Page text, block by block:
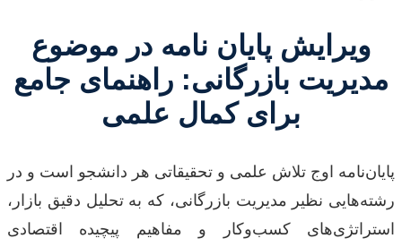
ویرایش پایان نامه در موضوع
مدیریت بازرگانی: راهنمای جامع
برای کمال علمی
پایان‌نامه اوج تلاش علمی و تحقیقاتی هر دانشجو است و در
رشته‌هایی نظیر مدیریت بازرگانی، که به تحلیل دقیق بازار،
استراتژی‌های کسب‌وکار و مفاهیم پیچیده اقتصادی